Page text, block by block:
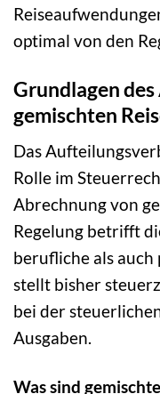
optimal von den
Grundlagen
gemischten
Das
Rolle im
Abrechnung von
Regelung betrifft
berufliche als
stellt bisher
bei der
Ausgaben.
Was sind